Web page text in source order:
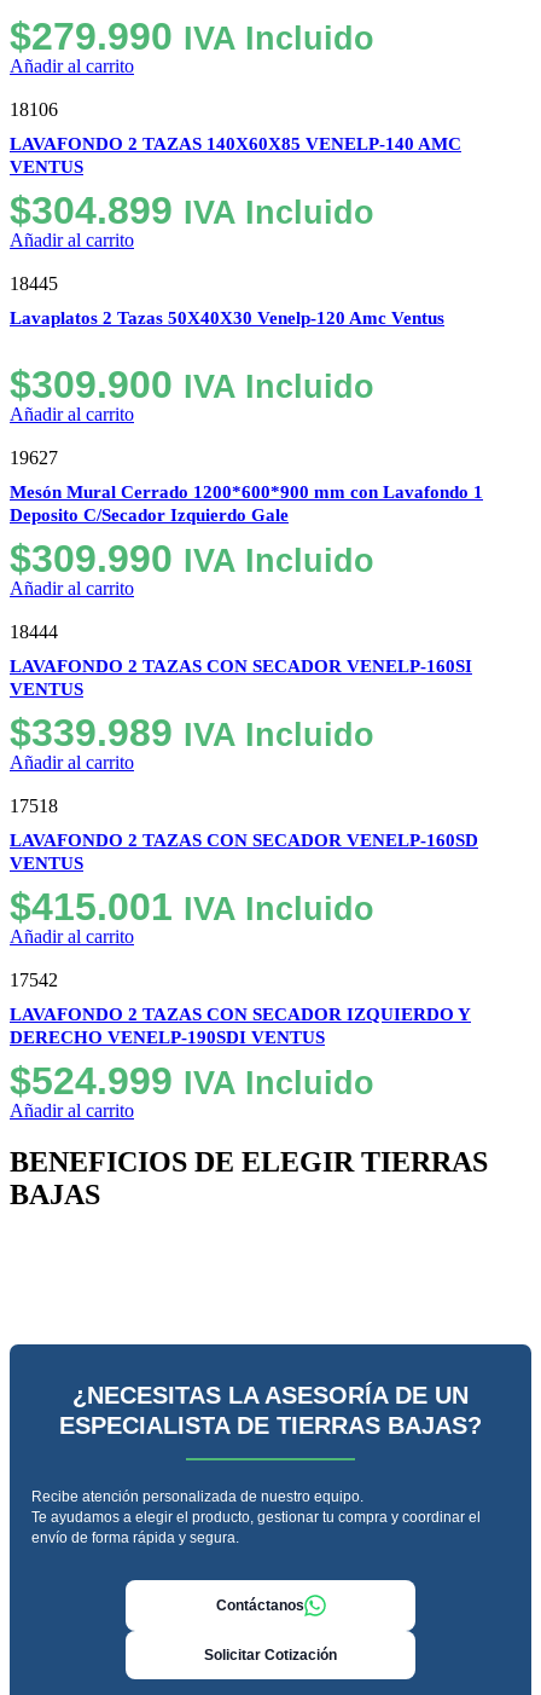
$279.990 IVA Incluido
Añadir al carrito
18106
LAVAFONDO 2 TAZAS 140X60X85 VENELP-140 AMC
VENTUS
$304.899 IVA Incluido
Añadir al carrito
18445
Lavaplatos 2 Tazas 50X40X30 Venelp-120 Amc Ventus
$309.900 IVA Incluido
Añadir al carrito
19627
Mesón Mural Cerrado 1200*600*900 mm con Lavafondo 1
Deposito C/Secador Izquierdo Gale
$309.990 IVA Incluido
Añadir al carrito
18444
LAVAFONDO 2 TAZAS CON SECADOR VENELP-160SI
VENTUS
$339.989 IVA Incluido
Añadir al carrito
17518
LAVAFONDO 2 TAZAS CON SECADOR VENELP-160SD
VENTUS
$415.001 IVA Incluido
Añadir al carrito
17542
LAVAFONDO 2 TAZAS CON SECADOR IZQUIERDO Y
DERECHO VENELP-190SDI VENTUS
$524.999 IVA Incluido
Añadir al carrito
BENEFICIOS DE ELEGIR TIERRAS
BAJAS
¿NECESITAS LA ASESORÍA DE UN
ESPECIALISTA DE TIERRAS BAJAS?
Recibe atención personalizada de nuestro equipo.
Te ayudamos a elegir el producto, gestionar tu compra y coordinar el
envío de forma rápida y segura.
Contáctanos
Solicitar Cotización